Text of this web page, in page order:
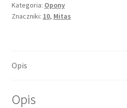
Rf.
130/70
TL
Kategoria: Opony
Znaczniki: 10, Mitas
Opis
Opis